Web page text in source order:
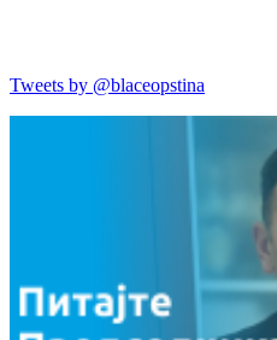
Tweets by @blaceopstina